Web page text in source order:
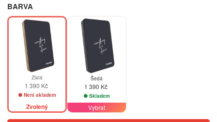
BARVA
Zlatá
1 390 Kč
Není skladem
Zvolený
Šedá
1 390 Kč
Skladem
Vybrat